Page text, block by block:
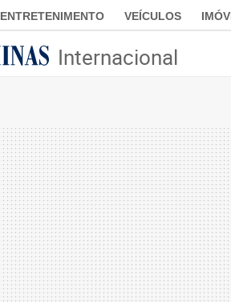
ENTRETENIMENTO VEÍCULOS
Internacional